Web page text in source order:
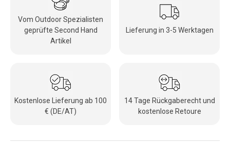
Vom Outdoor Spezialisten
geprüfte Second Hand
Artikel
Lieferung in 3-5 Werktagen
Kostenlose Lieferung ab 100
€ (DE/AT)
14 Tage Rückgaberecht und
kostenlose Retoure